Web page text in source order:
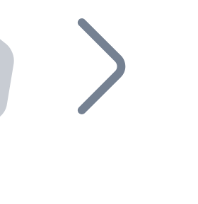
Bitnovo
Bitnovo dans votre entreprise et
dans votre écosystème.
de distributeurs et